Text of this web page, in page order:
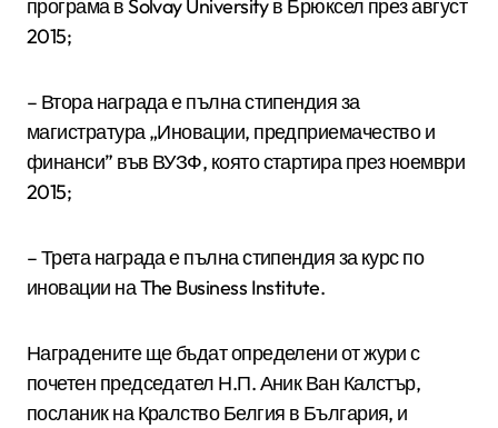
програма в Solvay University в Брюксел през август
2015;
– Втора награда е пълна стипендия за
магистратура „Иновации, предприемачество и
финанси” във ВУЗФ, която стартира през ноември
2015;
– Трета награда е пълна стипендия за курс по
иновации на The Business Institute.
Наградените ще бъдат определени от жури с
почетен председател Н.П. Аник Ван Калстър,
посланик на Кралство Белгия в България, и